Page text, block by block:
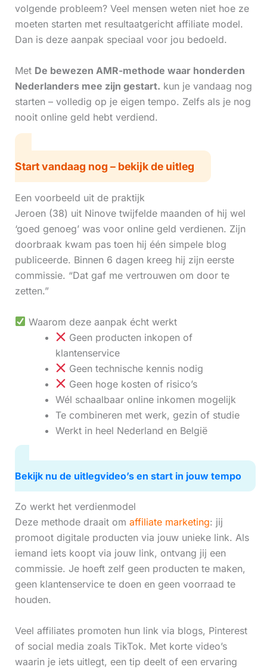
volgende probleem? Veel mensen weten niet hoe ze
moeten starten met resultaatgericht affiliate model.
Dan is deze aanpak speciaal voor jou bedoeld.
Met De bewezen AMR-methode waar honderden
Nederlanders mee zijn gestart. kun je vandaag nog
starten – volledig op je eigen tempo. Zelfs als je nog
nooit online geld hebt verdiend.
Start vandaag nog – bekijk de uitleg
Een voorbeeld uit de praktijk
Jeroen (38) uit Ninove twijfelde maanden of hij wel
‘goed genoeg’ was voor online geld verdienen. Zijn
doorbraak kwam pas toen hij één simpele blog
publiceerde. Binnen 6 dagen kreeg hij zijn eerste
commissie. “Dat gaf me vertrouwen om door te
zetten.”
Waarom deze aanpak écht werkt
Geen producten inkopen of
klantenservice
Geen technische kennis nodig
Geen hoge kosten of risico’s
Wél schaalbaar online inkomen mogelijk
Te combineren met werk, gezin of studie
Werkt in heel Nederland en België
Bekijk nu de uitlegvideo’s en start in jouw tempo
Zo werkt het verdienmodel
Deze methode draait om affiliate marketing: jij
promoot digitale producten via jouw unieke link. Als
iemand iets koopt via jouw link, ontvang jij een
commissie. Je hoeft zelf geen producten te maken,
geen klantenservice te doen en geen voorraad te
houden.
Veel affiliates promoten hun link via blogs, Pinterest
of social media zoals TikTok. Met korte video’s
waarin je iets uitlegt, een tip deelt of een ervaring